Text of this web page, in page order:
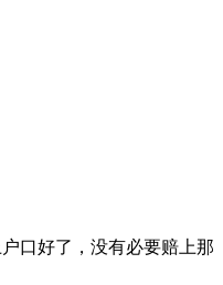
口好了，没有必要赔上那